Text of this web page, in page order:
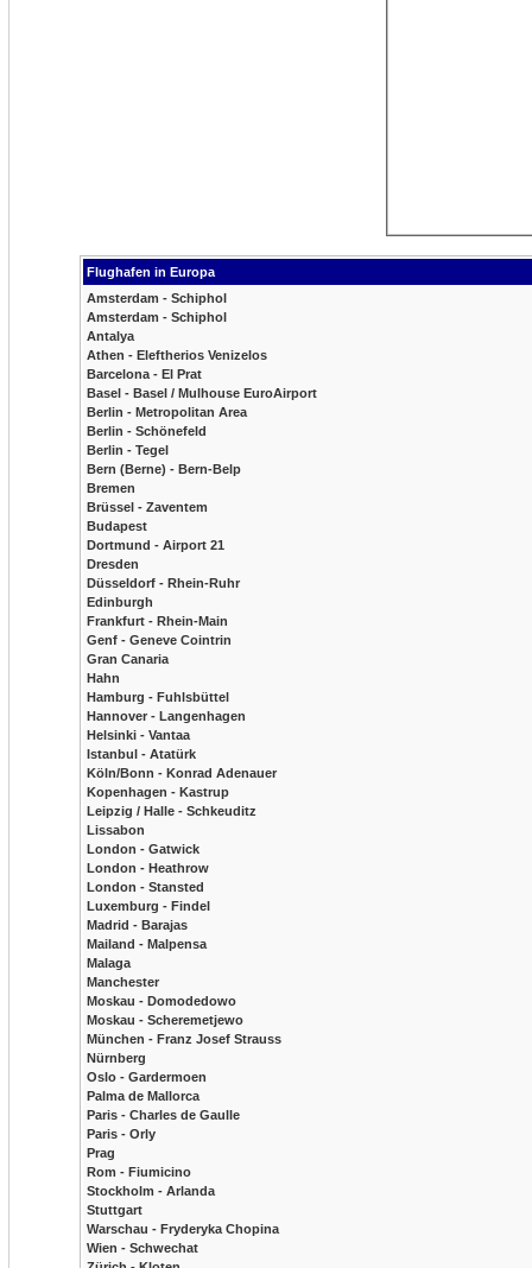
Flughafen in Europa
Amsterdam - Schiphol
Amsterdam - Schiphol
Antalya
Athen - Eleftherios Venizelos
Barcelona - El Prat
Basel - Basel / Mulhouse EuroAirport
Berlin - Metropolitan Area
Berlin - Schönefeld
Berlin - Tegel
Bern (Berne) - Bern-Belp
Bremen
Brüssel - Zaventem
Budapest
Dortmund - Airport 21
Dresden
Düsseldorf - Rhein-Ruhr
Edinburgh
Frankfurt - Rhein-Main
Genf - Geneve Cointrin
Gran Canaria
Hahn
Hamburg - Fuhlsbüttel
Hannover - Langenhagen
Helsinki - Vantaa
Istanbul - Atatürk
Köln/Bonn - Konrad Adenauer
Kopenhagen - Kastrup
Leipzig / Halle - Schkeuditz
Lissabon
London - Gatwick
London - Heathrow
London - Stansted
Luxemburg - Findel
Madrid - Barajas
Mailand - Malpensa
Malaga
Manchester
Moskau - Domodedowo
Moskau - Scheremetjewo
München - Franz Josef Strauss
Nürnberg
Oslo - Gardermoen
Palma de Mallorca
Paris - Charles de Gaulle
Paris - Orly
Prag
Rom - Fiumicino
Stockholm - Arlanda
Stuttgart
Warschau - Fryderyka Chopina
Wien - Schwechat